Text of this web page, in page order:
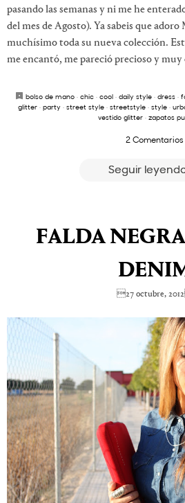
pasando las semanas y ni me he
del mes de Agosto). Ya sabeis que
muchísimo toda su nueva colección.
me encantó, me pareció precioso y muy
bolso de mano · chic · cool · daily style · dress ·
glitter · party · street style · streetstyle · style ·
vestido glitter · zapatos
2 Comentarios
Seguir
FALDA
27 octubre,